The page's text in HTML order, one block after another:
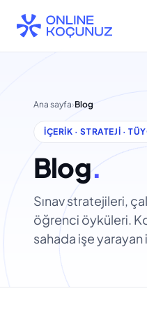
geç
Ana sayfa›Blog
İÇERIK · STRATEJI ·
Blog.
Sınav stratejileri,
öğrenci öyküleri.
sahada işe